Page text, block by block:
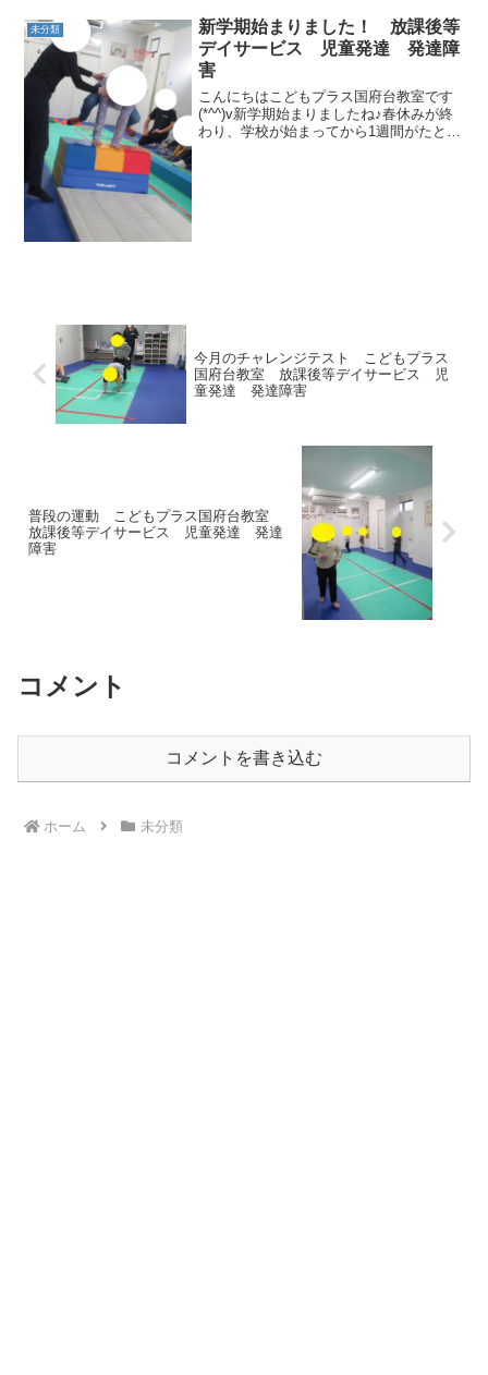
好きかいけつゾロリ！キツネのゾロリと
いのししのイシシ・ノ...
未分類
新学期始まりました！ 放課後等
デイサービス 児童発達 発達障
害
こんにちはこどもプラス国府台教室です
(*^^)v新学期始まりましたね♪春休みが終
わり、学校が始まってから1週間がたとう
今月のチャレンジテスト こどもプラス
国府台教室 放課後等デイサービス 児
童発達 発達障害
普段の運動 こどもプラス国府台教室
放課後等デイサービス 児童発達 発達
障害
コメント
コメントを書き込む
ホーム 未分類